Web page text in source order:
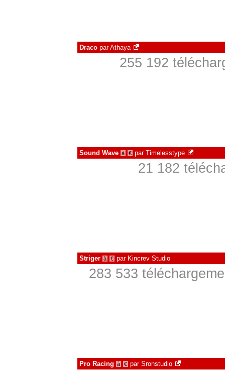
Draco parAthaya
255 192
Sound Wave à € par Timelesstype
21 182
Striger à € par Kincrev Studio
283 533
Pro Racing à € par Sronstudio